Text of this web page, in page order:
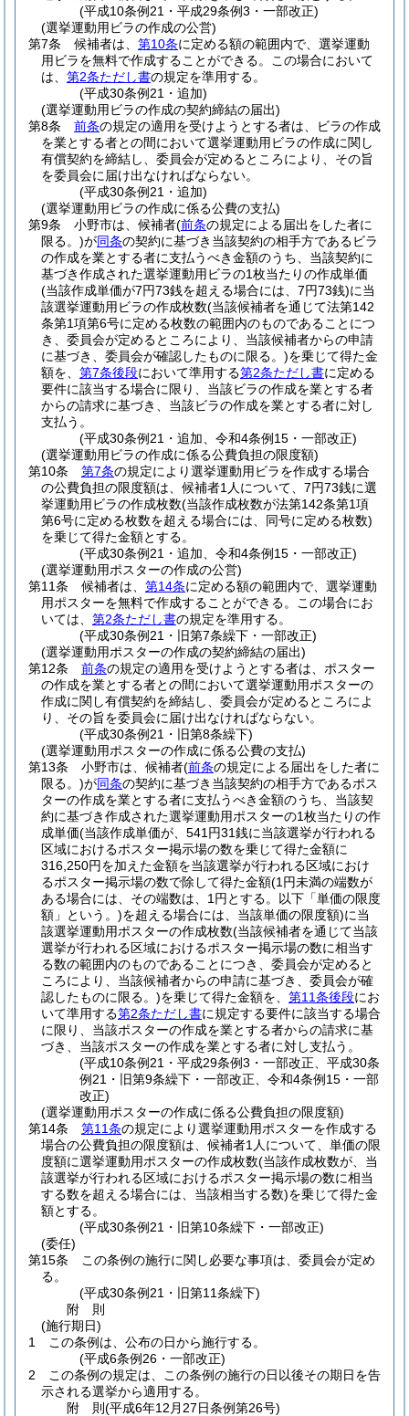
(平成10条例21・平成29条例3・一部改正)
(選挙運動用ビラの作成の公営)
第7条
候補者は、 第10条に定める額の範囲内で、選挙運動
用ビラを無料で作成することができる。
この場合において
は、 第2条ただし書の規定を準用する。
(平成30条例21・追加)
(選挙運動用ビラの作成の契約締結の届出)
第8条
前条の規定の適用を受けようとする者は、ビラの作成
を業とする者との間において選挙運動用ビラの作成に関し
有償契約を締結し、委員会が定めるところにより、その旨
を委員会に届け出なければならない。
(平成30条例21・追加)
(選挙運動用ビラの作成に係る公費の支払)
第9条
小野市は、候補者(前条の規定による届出をした者に
限る。)が同条の契約に基づき当該契約の相手方であるビラ
の作成を業とする者に支払うべき金額のうち、当該契約に
基づき作成された選挙運動用ビラの1枚当たりの作成単価
(当該作成単価が7円73銭を超える場合には、7円73銭)に当
該選挙運動用ビラの作成枚数(当該候補者を通じて法第142
条第1項第6号に定める枚数の範囲内のものであることにつ
き、委員会が定めるところにより、当該候補者からの申請
に基づき、委員会が確認したものに限る。)を乗じて得た金
額を、 第7条後段において準用する第2条ただし書に定める
要件に該当する場合に限り、当該ビラの作成を業とする者
からの請求に基づき、当該ビラの作成を業とする者に対し
支払う。
(平成30条例21・追加、令和4条例15・一部改正)
(選挙運動用ビラの作成に係る公費負担の限度額)
第10条
第7条の規定により選挙運動用ビラを作成する場合
の公費負担の限度額は、候補者1人について、7円73銭に選
挙運動用ビラの作成枚数(当該作成枚数が法第142条第1項
第6号に定める枚数を超える場合には、同号に定める枚数)
を乗じて得た金額とする。
(平成30条例21・追加、令和4条例15・一部改正)
(選挙運動用ポスターの作成の公営)
第11条
候補者は、 第14条に定める額の範囲内で、選挙運動
用ポスターを無料で作成することができる。
この場合にお
いては、 第2条ただし書の規定を準用する。
(平成30条例21・旧第7条繰下・一部改正)
(選挙運動用ポスターの作成の契約締結の届出)
第12条
前条の規定の適用を受けようとする者は、ポスター
の作成を業とする者との間において選挙運動用ポスターの
作成に関し有償契約を締結し、委員会が定めるところによ
り、その旨を委員会に届け出なければならない。
(平成30条例21・旧第8条繰下)
(選挙運動用ポスターの作成に係る公費の支払)
第13条
小野市は、候補者(前条の規定による届出をした者に
限る。)が同条の契約に基づき当該契約の相手方であるポス
ターの作成を業とする者に支払うべき金額のうち、当該契
約に基づき作成された選挙運動用ポスターの1枚当たりの作
成単価(当該作成単価が、541円31銭に当該選挙が行われる
区域におけるポスター掲示場の数を乗じて得た金額に
316,250円を加えた金額を当該選挙が行われる区域におけ
るポスター掲示場の数で除して得た金額(1円未満の端数が
ある場合には、その端数は、1円とする。以下「単価の限度
額」という。)を超える場合には、当該単価の限度額)に当
該選挙運動用ポスターの作成枚数(当該候補者を通じて当該
選挙が行われる区域におけるポスター掲示場の数に相当す
る数の範囲内のものであることにつき、委員会が定めると
ころにより、当該候補者からの申請に基づき、委員会が確
認したものに限る。)を乗じて得た金額を、 第11条後段にお
いて準用する第2条ただし書に規定する要件に該当する場合
に限り、当該ポスターの作成を業とする者からの請求に基
づき、当該ポスターの作成を業とする者に対し支払う。
(平成10条例21・平成29条例3・一部改正、平成30条
例21・旧第9条繰下・一部改正、令和4条例15・一部
改正)
(選挙運動用ポスターの作成に係る公費負担の限度額)
第14条
第11条の規定により選挙運動用ポスターを作成する
場合の公費負担の限度額は、候補者1人について、単価の限
度額に選挙運動用ポスターの作成枚数(当該作成枚数が、当
該選挙が行われる区域におけるポスター掲示場の数に相当
する数を超える場合には、当該相当する数)を乗じて得た金
額とする。
(平成30条例21・旧第10条繰下・一部改正)
(委任)
第15条
この条例の施行に関し必要な事項は、委員会が定め
る。
(平成30条例21・旧第11条繰下)
附 則
(施行期日)
1
この条例は、公布の日から施行する。
(平成6条例26・一部改正)
2
この条例の規定は、この条例の施行の日以後その期日を告
示される選挙から適用する。
附 則(平成6年12月27日条例第26号)